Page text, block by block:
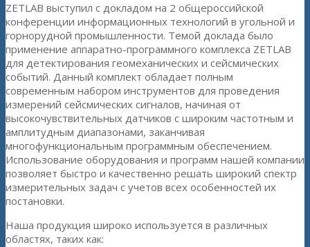
ZETLAB выступил с докладом на 2 общероссийской
конференции информационных технологий в угольной и
горнорудной промышленности. Темой доклада было
применение аппаратно-программного комплекса ZETLAB
для детектирования геомеханических и сейсмических
событий. Данный комплект обладает полным
современным набором инструментов для проведения
измерений сейсмических сигналов, начиная от
высокочувствительных датчиков с широким частотным и
амплитудным диапазонами, заканчивая
многофункциональным программным обеспечением.
Использование оборудования и программ нашей компании
позволяет быстро и качественно решать широкий спектр
измерительных задач с учетов всех особенностей их
постановки.
Наша продукция широко используется в различных
областях, таких как: